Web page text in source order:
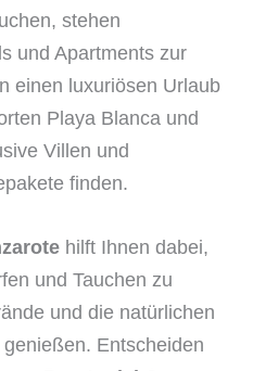
stehen
und Apartments zur
einen luxuriösen Urlaub
Playa Blanca und
Villen und
finden.
hilft Ihnen dabei,
und Tauchen zu
und die natürlichen
Entscheiden